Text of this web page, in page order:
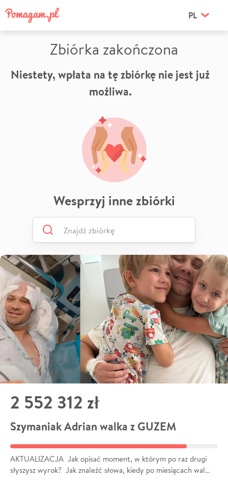
PL
Zbiórka zakończona
Niestety, wpłata na tę zbiórkę nie jest już
możliwa.
Wesprzyj inne zbiórki
2 552 312 zł
Szymaniak Adrian walka z GUZEM
AKTUALIZACJA Jak opisać moment, w którym po raz drugi
słyszysz wyrok? Jak znaleźć słowa, kiedy po miesiącach wal…